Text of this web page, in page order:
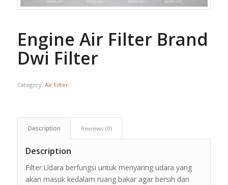
Engine Air Filter Brand
Dwi Filter
Category: Air Filter
Description Reviews (0)
Description
Filter Udara berfungsi untuk menyaring udara yang
akan masuk kedalam ruang bakar agar bersih dari